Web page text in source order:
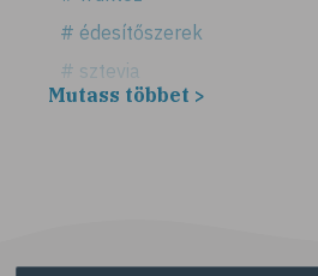
# édesítőszerek
# sztevia
# fogadalom
# életmódváltás
Mutass többet >